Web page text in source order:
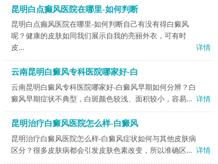
昆明白点癫风医院在哪里-如何判断
昆明白点癫风医院在哪里-如何判断自己有没有得白癜风
呢？健康的皮肤如同我们展示自我的亮丽外衣，可有时
皮...
详情
云南昆明白癜风专科医院哪家好-白
云南昆明白癜风专科医院哪家好-白癜风早期如何分辨？白
癜风早期症状不典型，白斑颜色较浅、面积较小，容易... 详情
昆明治疗白癜风医院怎么样-白癜风
昆明治疗白癜风医院怎么样-白癜风症状如何与其他皮肤病
区分？很多皮肤病都会引发皮肤色素改变，所以准确区... 详情